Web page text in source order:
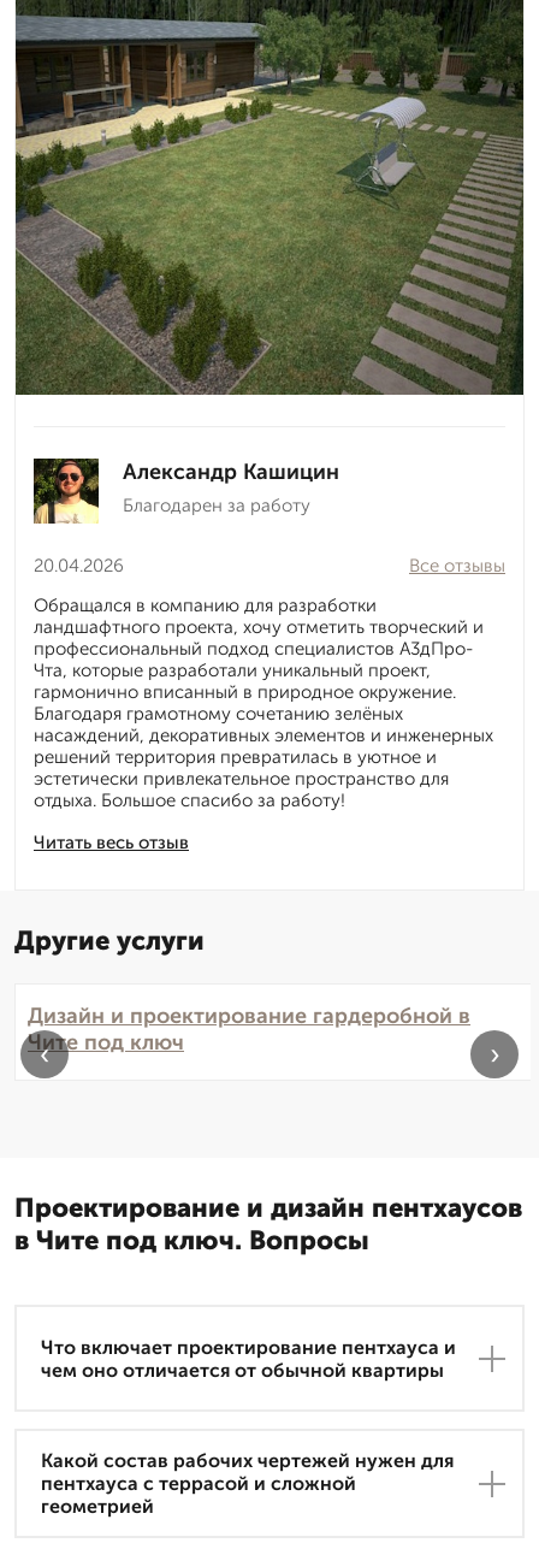
Александр Кашицин
Благодарен за работу
20.04.2026
Читать весь отзыв
Все отзывы
Обращался в компанию для разработки
ландшафтного проекта, хочу отметить творческий и
профессиональный подход специалистов А3дПро-
Чта, которые разработали уникальный проект,
гармонично вписанный в природное окружение.
Благодаря грамотному сочетанию зелёных
насаждений, декоративных элементов и инженерных
решений территория превратилась в уютное и
эстетически привлекательное пространство для
отдыха. Большое спасибо за работу!
Другие услуги
Дизайн и проектирование гардеробной в
Чите под ключ
‹ ›
Проектирование и дизайн пентхаусов
в Чите под ключ. Вопросы
Что включает проектирование пентхауса и
чем оно отличается от обычной квартиры
Какой состав рабочих чертежей нужен для
пентхауса с террасой и сложной
геометрией